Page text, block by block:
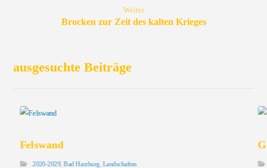
Weiter
Brocken zur Zeit des kalten Krieges
ausgesuchte Beiträge
Felswand
2020-2029,Bad Harzburg ,Landschaften